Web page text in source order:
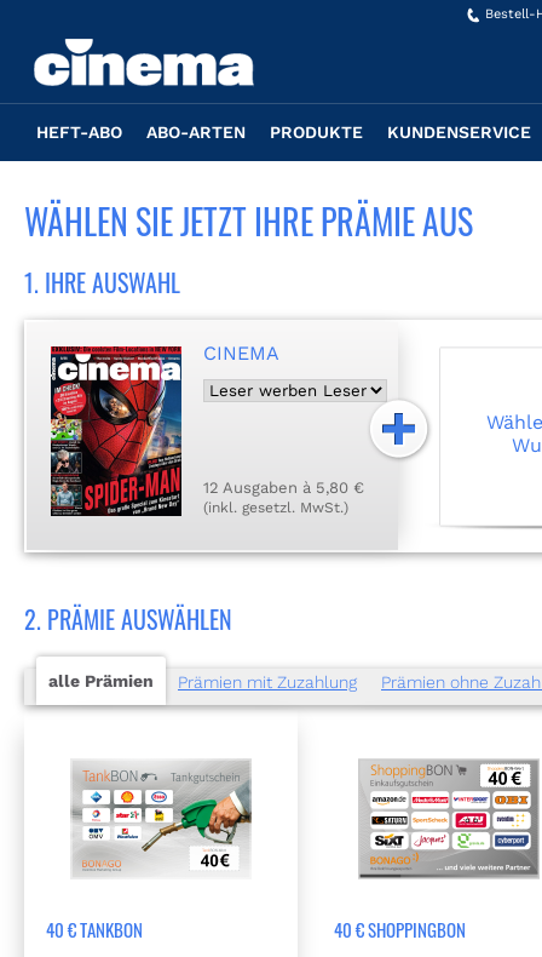
Bestell-
HEFT-ABO ABO-ARTEN PRODUKTE KUNDENSERVICE
WÄHLEN SIE JETZT IHRE PRÄMIE AUS
1. IHRE AUSWAHL
CINEMA
12 Ausgaben à 5,80 €
(inkl. gesetzl. MwSt.)
2. PRÄMIE AUSWÄHLEN
alle Prämien Prämien mit Zuzahlung Prämien ohne
40 € TANKBON 40 € SHOPPINGBON